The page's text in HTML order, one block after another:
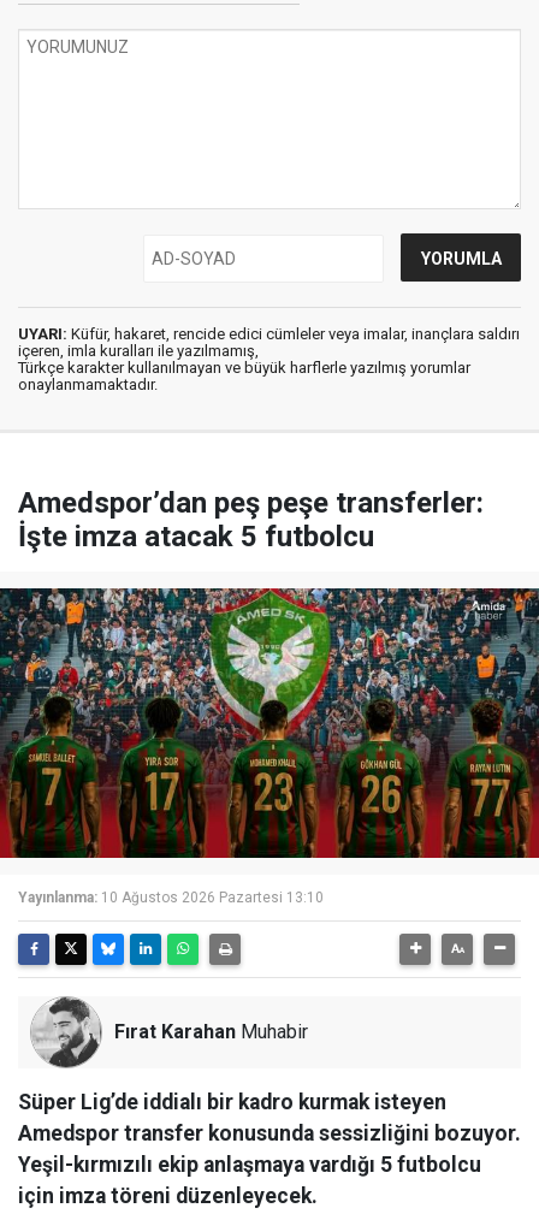
UYARI: Küfür, hakaret, rencide edici cümleler veya imalar, inançlara saldırı
içeren, imla kuralları ile yazılmamış,
Türkçe karakter kullanılmayan ve büyük harflerle yazılmış yorumlar
onaylanmamaktadır.
Amedspor’dan peş peşe transferler:
İşte imza atacak 5 futbolcu
Yayınlanma: 10 Ağustos 2026 Pazartesi 13:10
Fırat Karahan Muhabir
Süper Lig’de iddialı bir kadro kurmak isteyen
Amedspor transfer konusunda sessizliğini bozuyor.
Yeşil-kırmızılı ekip anlaşmaya vardığı 5 futbolcu
için imza töreni düzenleyecek.